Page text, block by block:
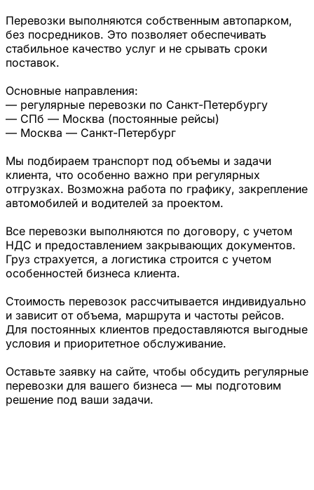
Перевозки выполняются собственным автопарком,
без посредников. Это позволяет обеспечивать
стабильное качество услуг и не срывать сроки
поставок.
Основные направления:
— регулярные перевозки по Санкт-Петербургу
— СПб — Москва (постоянные рейсы)
— Москва — Санкт-Петербург
Мы подбираем транспорт под объемы и задачи
клиента, что особенно важно при регулярных
отгрузках. Возможна работа по графику, закрепление
автомобилей и водителей за проектом.
Все перевозки выполняются по договору, с учетом
НДС и предоставлением закрывающих документов.
Груз страхуется, а логистика строится с учетом
особенностей бизнеса клиента.
Стоимость перевозок рассчитывается индивидуально
и зависит от объема, маршрута и частоты рейсов.
Для постоянных клиентов предоставляются выгодные
условия и приоритетное обслуживание.
Оставьте заявку на сайте, чтобы обсудить регулярные
перевозки для вашего бизнеса — мы подготовим
решение под ваши задачи.